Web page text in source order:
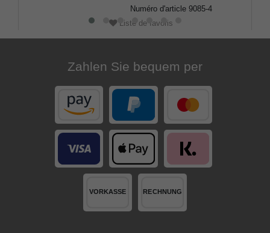
Numéro d'article 9085-4
Liste de favoris
Zahlen Sie bequem per